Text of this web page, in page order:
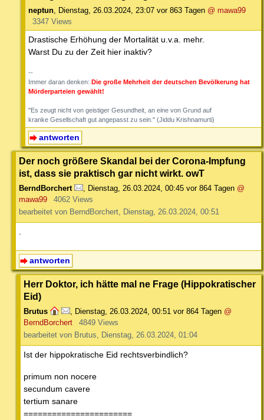
neptun, Dienstag, 26.03.2024, 23:07 vor 863 Tagen @ mawa99
3347 Views
Drastische Erhöhung der Mortalität u.v.a. mehr.
Warst Du zu der Zeit hier inaktiv?
--
Immer daran denken: Die große Mehrheit der deutschen Bevölkerung hat
Mörderparteien gewählt!
"Es zeugt nicht von geistiger Gesundheit, an eine von Grund auf
kranke Gesellschaft gut angepasst zu sein." (Jiddu Krishnamurti)
antworten
Der noch größere Skandal bei der Corona-Impfung
ist, dass sie praktisch gar nicht wirkt. owT
BerndBorchert Dienstag, 26.03.2024, 00:45 vor 864 Tagen @
mawa99
4062 Views
bearbeitet von BerndBorchert, Dienstag, 26.03.2024, 00:51
antworten
Herr Doktor, ich hätte mal ne Frage (Hippokratischer
Eid)
Brutus Dienstag, 26.03.2024, 00:51 vor 864 Tagen @
BerndBorchert
4849 Views
bearbeitet von Brutus, Dienstag, 26.03.2024, 01:04
Ist der hippokratische Eid rechtsverbindlich?
primum non nocere
secundum cavere
tertium sanare
=======================